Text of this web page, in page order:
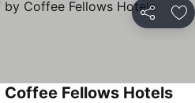
Jaa
Fellows Hotels